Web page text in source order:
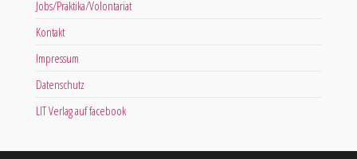
Jobs/Praktika/Volontariat
Kontakt
Impressum
Datenschutz
LIT Verlag auf facebook